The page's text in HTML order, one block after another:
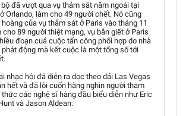
đã vượt qua vụ thảm sát năm ngoái tại
Orlando, làm cho 49 người chết. Nó cũng
của vụ thảm sát ở Paris vào tháng 11
cho 89 người thiệt mạng, vụ bắn giết ở Paris
đoạn cuả cuộc tấn công phối hợp do nhà
động mà kết cuộc là một tổng số tới
nhạc hội đã diễn ra dọc theo dải Las Vegas
hết và đã lôi cuốn hàng nghìn người tham
các nghệ sĩ hàng đầu biểu diễn như Eric
và Jason Aldean.